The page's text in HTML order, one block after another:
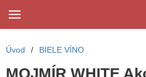
Úvod / BIELE VÍNO
MOJMÍR WHITE